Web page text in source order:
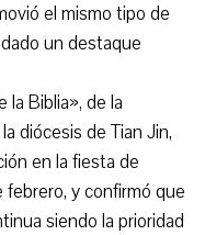
el mismo tipo de
un destaque
la Biblia», de la
diócesis de Tian Jin,
en la fiesta de
febrero, y confirmó que
siendo la prioridad